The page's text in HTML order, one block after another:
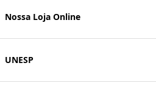
Nossa Loja Online
UNESP